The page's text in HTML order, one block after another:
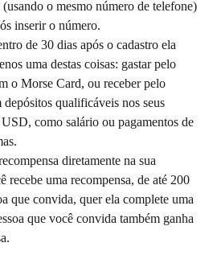
o mesmo número de telefone)
inserir o número.
de 30 dias após o cadastro ela
uma destas coisas: gastar pelo
o Morse Card, ou receber pelo
qualificáveis nos seus
como salário ou pagamentos de
diretamente na sua
recebe uma recompensa, de até 200
que convida, quer ela complete uma
que você convida também ganha